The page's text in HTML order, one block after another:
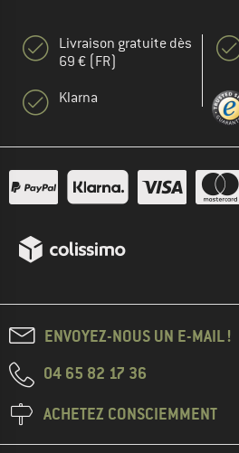
Livraison gratuite dès
69 € (FR)
Klarna
ENVOYEZ-NOUS UN E-MAIL !
04 65 82 17 36
ACHETEZ CONSCIEMMENT